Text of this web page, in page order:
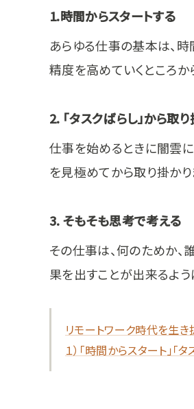
1.時間からスタートする
あらゆる仕事の基本は、時
精度を高めていくところか
2. 「タスクばらし」から取
仕事を始めるときに闇雲
を見極めてから取り掛かり
3. そもそも思考で考える
その仕事は、何のためか、
果を出すことが出来るよう
リモートワーク時代を生き
１）「時間からスタート」「